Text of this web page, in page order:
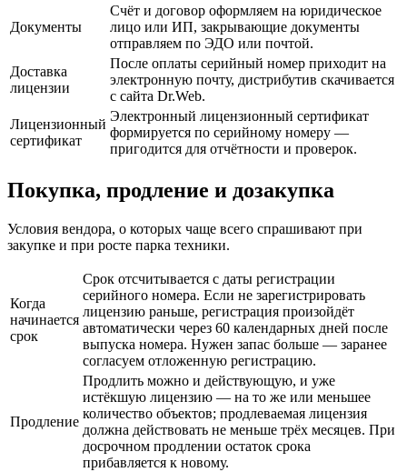
Документы
Счёт и договор оформляем на юридическое
лицо или ИП, закрывающие документы
отправляем по ЭДО или почтой.
Доставка
лицензии
После оплаты серийный номер приходит на
электронную почту, дистрибутив скачивается
с сайта Dr.Web.
Лицензионный
сертификат
Электронный лицензионный сертификат
формируется по серийному номеру —
пригодится для отчётности и проверок.
Покупка, продление и дозакупка
Условия вендора, о которых чаще всего спрашивают при
закупке и при росте парка техники.
Когда
начинается
срок
Срок отсчитывается с даты регистрации
серийного номера. Если не зарегистрировать
лицензию раньше, регистрация произойдёт
автоматически через 60 календарных дней после
выпуска номера. Нужен запас больше — заранее
согласуем отложенную регистрацию.
Продление
Продлить можно и действующую, и уже
истёкшую лицензию — на то же или меньшее
количество объектов; продлеваемая лицензия
должна действовать не меньше трёх месяцев. При
досрочном продлении остаток срока
прибавляется к новому.